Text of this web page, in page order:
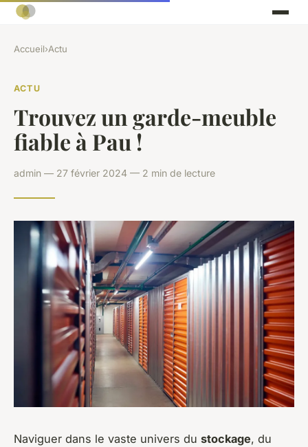
Accueil›Actu
ACTU
Trouvez un garde-meuble
fiable à Pau !
admin — 27 février 2024 — 2 min de lecture
Naviguer dans le vaste univers du stockage, du